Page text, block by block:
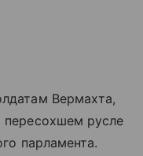
Вермахта,
русле
парламента.